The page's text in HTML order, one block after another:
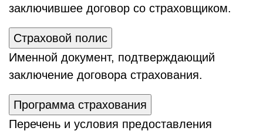
заключившее договор со страховщиком.
Страховой полис
Именной документ, подтверждающий
заключение договора страхования.
Программа страхования
Перечень и условия предоставления